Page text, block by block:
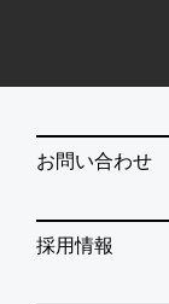
お問い合わせ
採用情報